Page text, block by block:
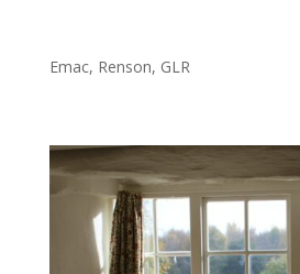
Emac, Renson, GLR